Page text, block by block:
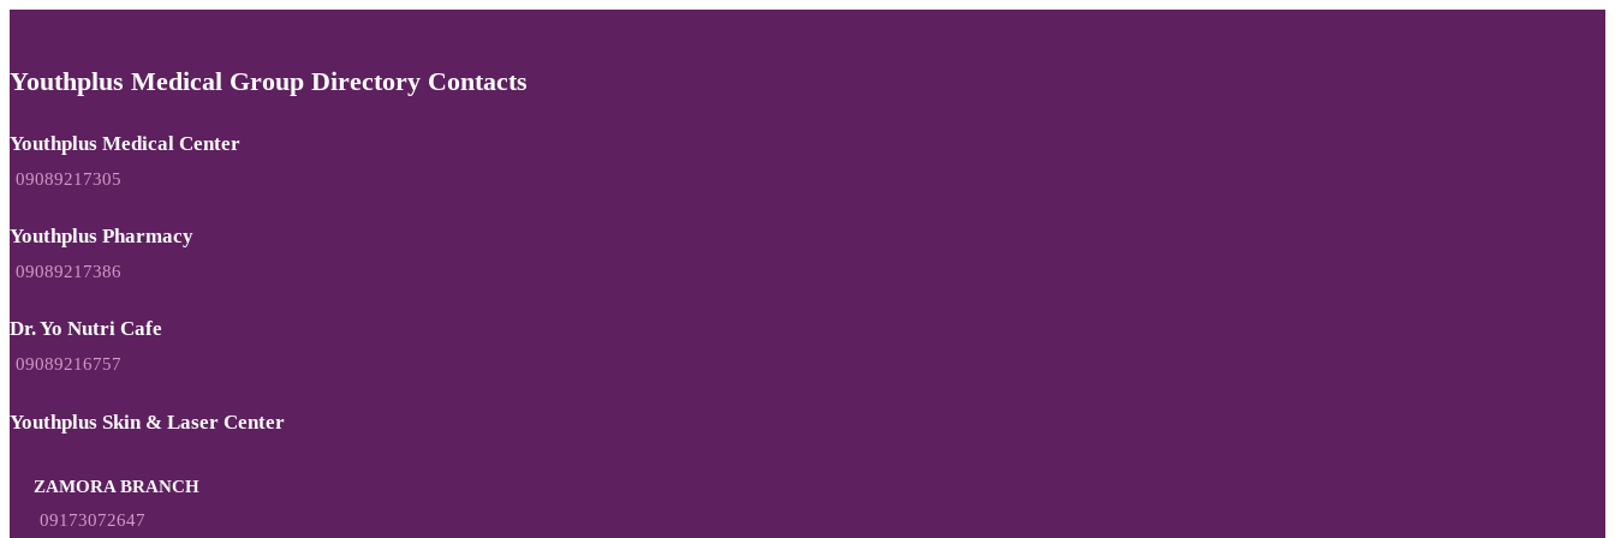
Youthplus Medical Group Directory Contacts
Youthplus Medical Center
09089217305
Youthplus Pharmacy
09089217386
Dr. Yo Nutri Cafe
09089216757
Youthplus Skin & Laser Center
ZAMORA BRANCH
09173072647